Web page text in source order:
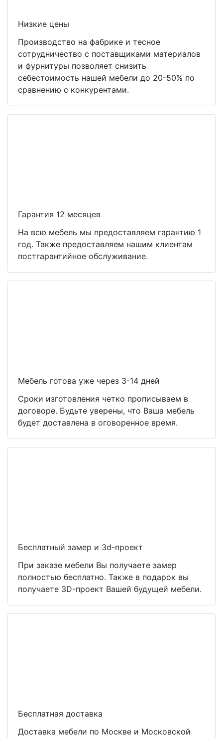
Низкие цены
Производство на фабрике и тесное
сотрудничество с поставщиками материалов
и фурнитуры позволяет снизить
себестоимость нашей мебели до 20-50% по
сравнению с конкурентами.
Гарантия 12 месяцев
На всю мебель мы предоставляем гарантию 1
год. Также предоставляем нашим клиентам
постгарантийное обслуживание.
Мебель готова уже через 3-14 дней
Сроки изготовления четко прописываем в
договоре. Будьте уверены, что Ваша мебель
будет доставлена в оговоренное время.
Бесплатный замер и 3d-проект
При заказе мебели Вы получаете замер
полностью бесплатно. Также в подарок вы
получаете 3D-проект Вашей будущей мебели.
Бесплатная доставка
Доставка мебели по Москве и Московской